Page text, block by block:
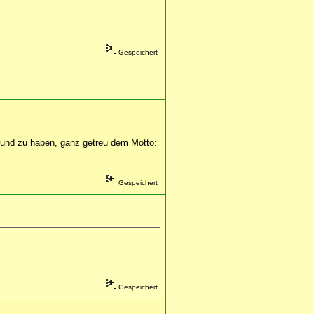
Gespeichert
zu haben, ganz getreu dem Motto:
Gespeichert
Gespeichert